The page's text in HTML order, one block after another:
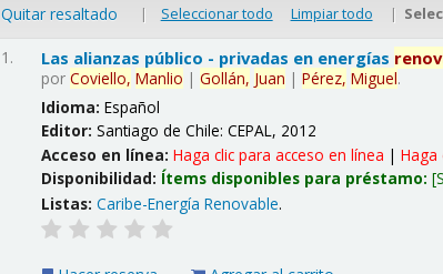
Quitar resaltado | Seleccionar todo Limpiar todo |
1. Las alianzas público - privadas en energías
porCoviello, Manlio |Gollán, Juan |Pérez, Miguel.
Idioma:Español
Editor:Santiago de Chile: CEPAL, 2012
Acceso en línea:Haga clic para acceso en línea |Haga
Disponibilidad: Ítems disponibles para préstamo:
Listas: Caribe-Energía Renovable.